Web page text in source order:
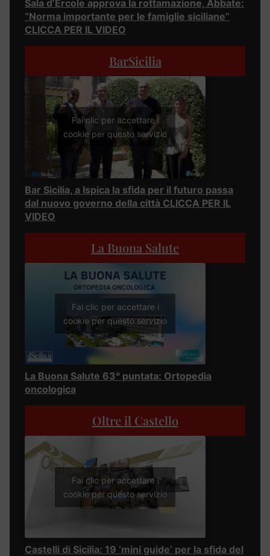
Sala d’Ercole approva la rottamazione, Abbate:
“Norma importante per le famiglie siciliane”
CLICCA PER IL VIDEO
BarSicilia
Fai clic per accettare i
cookie per questo servizio
Bar Sicilia, a Ispica la sfida per il futuro passa
dal nuovo governo della città CLICCA PER IL
VIDEO
La Buona Salute
Fai clic per accettare i
cookie per questo servizio
La Buona Salute 63° puntata: Ortopedia
oncologica
Oltre il Castello
Fai clic per accettare i
cookie per questo servizio
Castelli di Sicilia: 19 ‘mini guide’ per la sfida del